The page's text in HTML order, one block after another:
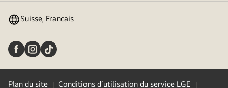
Suisse, Francais
Plan du site Conditions d’utilisation du service LGE